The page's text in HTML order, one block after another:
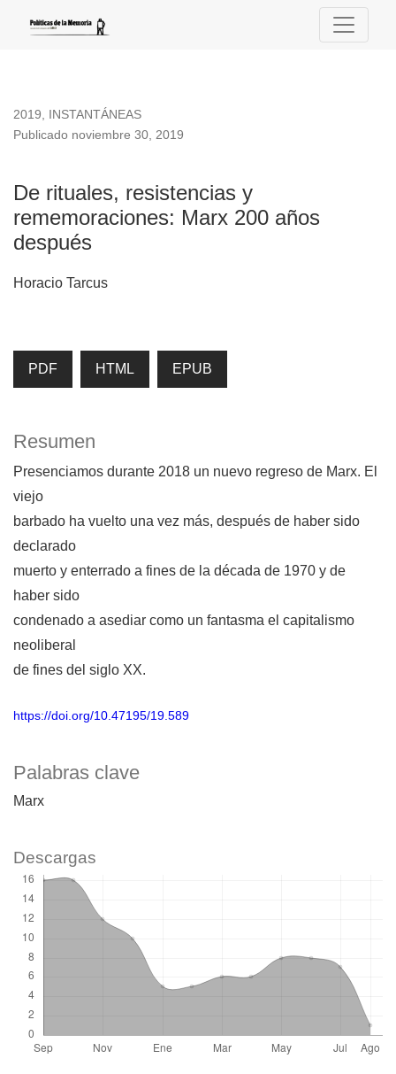
De rituales, resistencias y rememoraciones: Marx 200 años
2019, INSTANTÁNEAS
De rituales, resistencias y
rememoraciones: Marx 200 años
después
Publicado noviembre 30, 2019
Horacio Tarcus
PDF HTML EPUB
Palabras clave
Marx
Resumen
Presenciamos durante 2018 un nuevo regreso de Marx. El
viejo
barbado ha vuelto una vez más, después de haber sido
declarado
muerto y enterrado a fines de la década de 1970 y de
haber sido
condenado a asediar como un fantasma el capitalismo
neoliberal
de fines del siglo XX.
https://doi.org/10.47195/19.589
Descargas